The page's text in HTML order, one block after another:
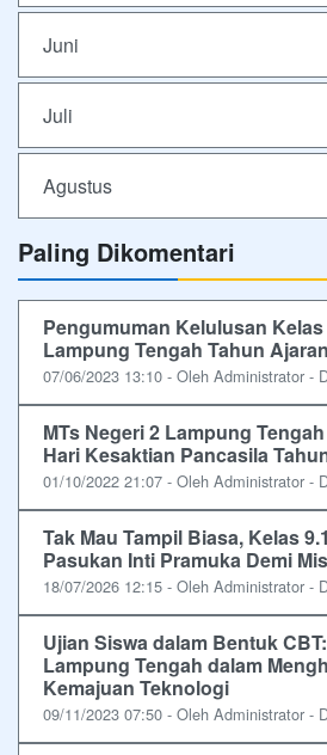
Juni
Juli
Agustus
Paling Dikomentari
Pengumuman Kelulusan Kelas
Lampung Tengah Tahun
07/06/2023 13:10 - Oleh Administrator -
MTs Negeri 2 Lampung
Hari Kesaktian Pancasila
01/10/2022 21:07 - Oleh Administrator -
Tak Mau Tampil Biasa, Kelas
Pasukan Inti Pramuka Demi
18/07/2026 12:15 - Oleh Administrator -
Ujian Siswa dalam Bentuk
Lampung Tengah dalam
Kemajuan Teknologi
09/11/2023 07:50 - Oleh Administrator -